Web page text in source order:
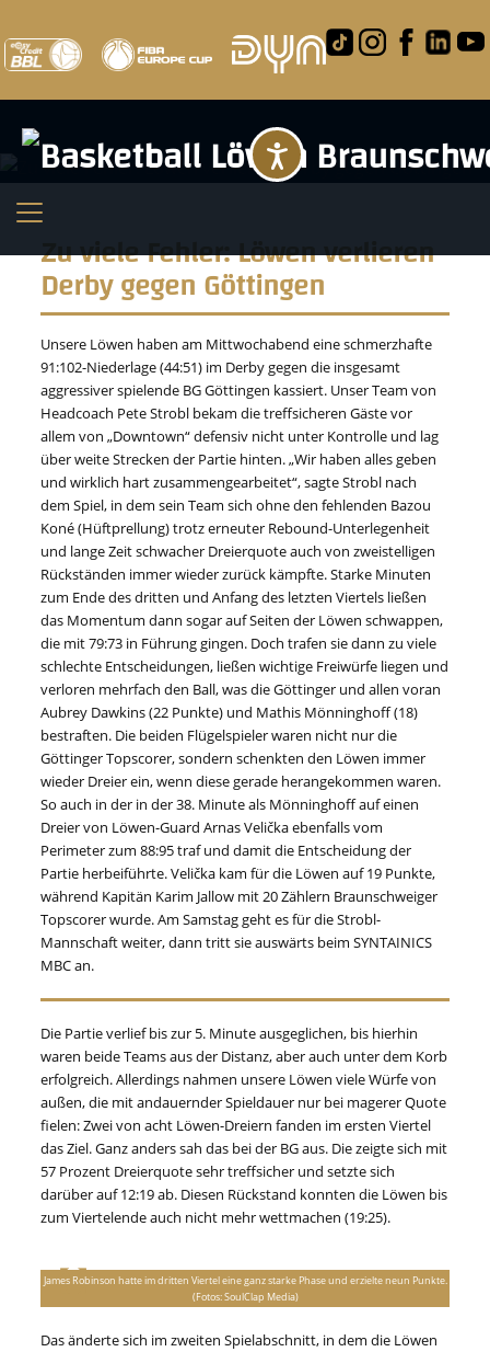
Zu viele Fehler: Löwen verlieren
Derby gegen Göttingen
Unsere Löwen haben am Mittwochabend eine schmerzhafte
91:102-Niederlage (44:51) im Derby gegen die insgesamt
aggressiver spielende BG Göttingen kassiert. Unser Team von
Headcoach Pete Strobl bekam die treffsicheren Gäste vor
allem von „Downtown“ defensiv nicht unter Kontrolle und lag
über weite Strecken der Partie hinten. „Wir haben alles geben
und wirklich hart zusammengearbeitet“, sagte Strobl nach
dem Spiel, in dem sein Team sich ohne den fehlenden Bazou
Koné (Hüftprellung) trotz erneuter Rebound-Unterlegenheit
und lange Zeit schwacher Dreierquote auch von zweistelligen
Rückständen immer wieder zurück kämpfte. Starke Minuten
zum Ende des dritten und Anfang des letzten Viertels ließen
das Momentum dann sogar auf Seiten der Löwen schwappen,
die mit 79:73 in Führung gingen. Doch trafen sie dann zu viele
schlechte Entscheidungen, ließen wichtige Freiwürfe liegen und
verloren mehrfach den Ball, was die Göttinger und allen voran
Aubrey Dawkins (22 Punkte) und Mathis Mönninghoff (18)
bestraften. Die beiden Flügelspieler waren nicht nur die
Göttinger Topscorer, sondern schenkten den Löwen immer
wieder Dreier ein, wenn diese gerade herangekommen waren.
So auch in der in der 38. Minute als Mönninghoff auf einen
Dreier von Löwen-Guard Arnas Velička ebenfalls vom
Perimeter zum 88:95 traf und damit die Entscheidung der
Partie herbeiführte. Velička kam für die Löwen auf 19 Punkte,
während Kapitän Karim Jallow mit 20 Zählern Braunschweiger
Topscorer wurde. Am Samstag geht es für die Strobl-
Mannschaft weiter, dann tritt sie auswärts beim SYNTAINICS
MBC an.
Die Partie verlief bis zur 5. Minute ausgeglichen, bis hierhin
waren beide Teams aus der Distanz, aber auch unter dem Korb
erfolgreich. Allerdings nahmen unsere Löwen viele Würfe von
außen, die mit andauernder Spieldauer nur bei magerer Quote
fielen: Zwei von acht Löwen-Dreiern fanden im ersten Viertel
das Ziel. Ganz anders sah das bei der BG aus. Die zeigte sich mit
57 Prozent Dreierquote sehr treffsicher und setzte sich
darüber auf 12:19 ab. Diesen Rückstand konnten die Löwen bis
zum Viertelende auch nicht mehr wettmachen (19:25).
James Robinson hatte im dritten Viertel eine ganz starke Phase und erzielte neun Punkte.
(Fotos: SoulClap Media)
Das änderte sich im zweiten Spielabschnitt, in dem die Löwen